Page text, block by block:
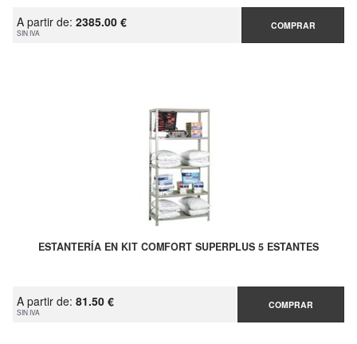
A partir de: 2385.00 €
SIN IVA
COMPRAR
ESTANTERÍA EN KIT COMFORT SUPERPLUS 5 ESTANTES
A partir de: 81.50 €
SIN IVA
COMPRAR